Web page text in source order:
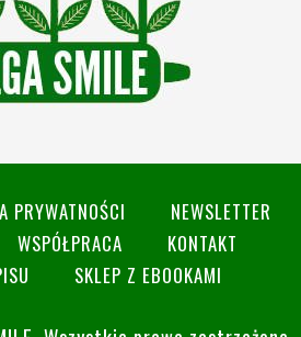
PRYWATNOŚCI
NEWSLETTER
WSPÓŁPRACA
KONTAKT
SKLEP Z EBOOKAMI